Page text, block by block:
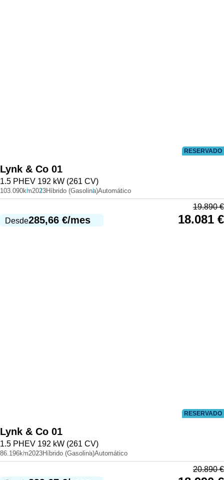
RESERVADO
Lynk & Co 01
1.5 PHEV 192 kW (261 CV)
103.090km2023Híbrido (Gasolina)Automático
Desde285,66 €/mes
19.890€
18.081 €
RESERVADO
Lynk & Co 01
1.5 PHEV 192 kW (261 CV)
86.196km2023Híbrido (Gasolina)Automático
20.890€